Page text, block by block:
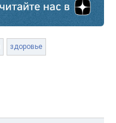
здоровье